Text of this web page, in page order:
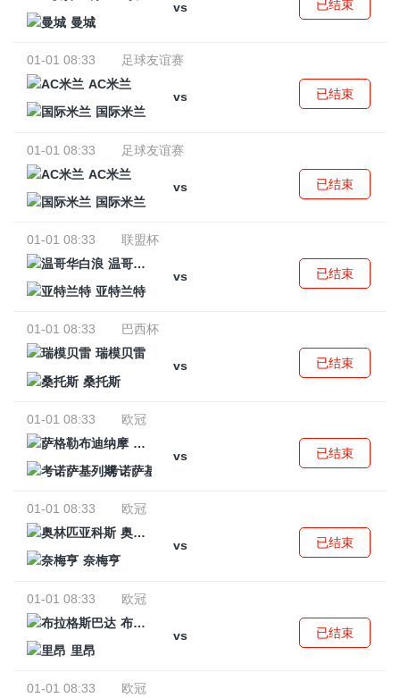
vs
曼城
已结束
01-01 08:33
足球友谊赛
AC米兰
vs
国际米兰
已结束
01-01 08:33
足球友谊赛
AC米兰
vs
国际米兰
已结束
01-01 08:33
联盟杯
温哥华白浪
vs
亚特兰特
已结束
01-01 08:33
巴西杯
瑞模贝雷
vs
桑托斯
已结束
01-01 08:33
欧冠
萨格勒布迪纳摩
vs
考诺萨基列斯
已结束
01-01 08:33
欧冠
奥林匹亚科斯
vs
奈梅亨
已结束
01-01 08:33
欧冠
布拉格斯巴达
vs
里昂
已结束
01-01 08:33
欧冠